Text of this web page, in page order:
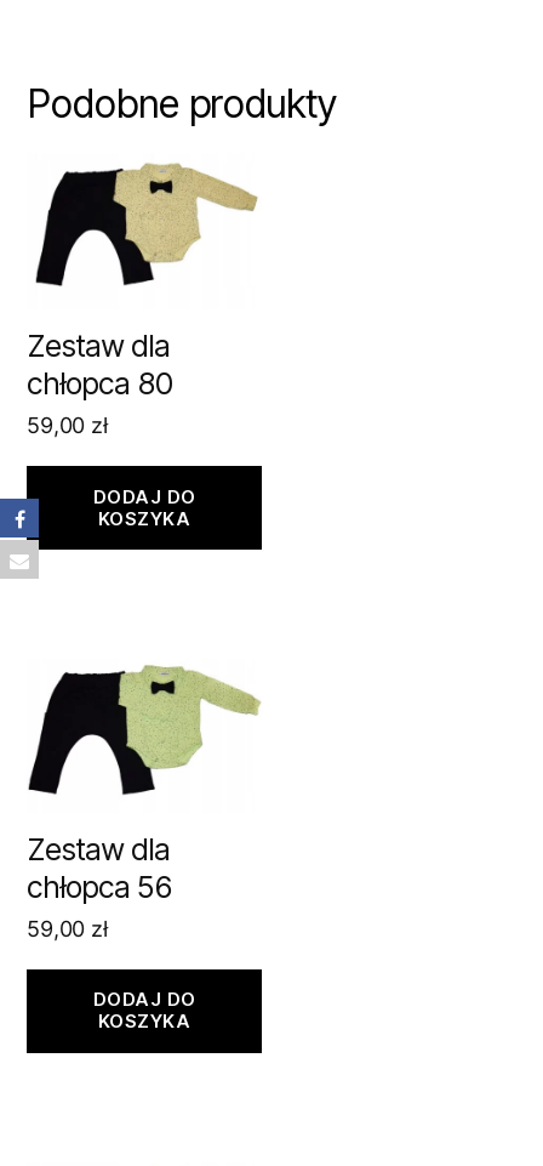
Podobne produkty
Zestaw dla
chłopca 80
59,00 zł
DODAJ DO
KOSZYKA
Zestaw dla
chłopca 56
59,00 zł
DODAJ DO
KOSZYKA